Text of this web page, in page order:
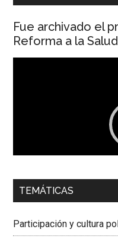
Fue archivado el
Reforma a la Salud
00:00
Dra. Carolina Corcho
Colombiana
TEMÁTICAS
Participación y cultura